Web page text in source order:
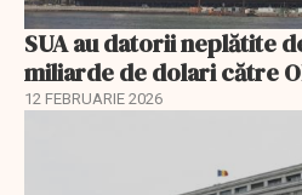
SUA au datorii neplătite
miliarde de dolari către
12 FEBRUARIE 2026